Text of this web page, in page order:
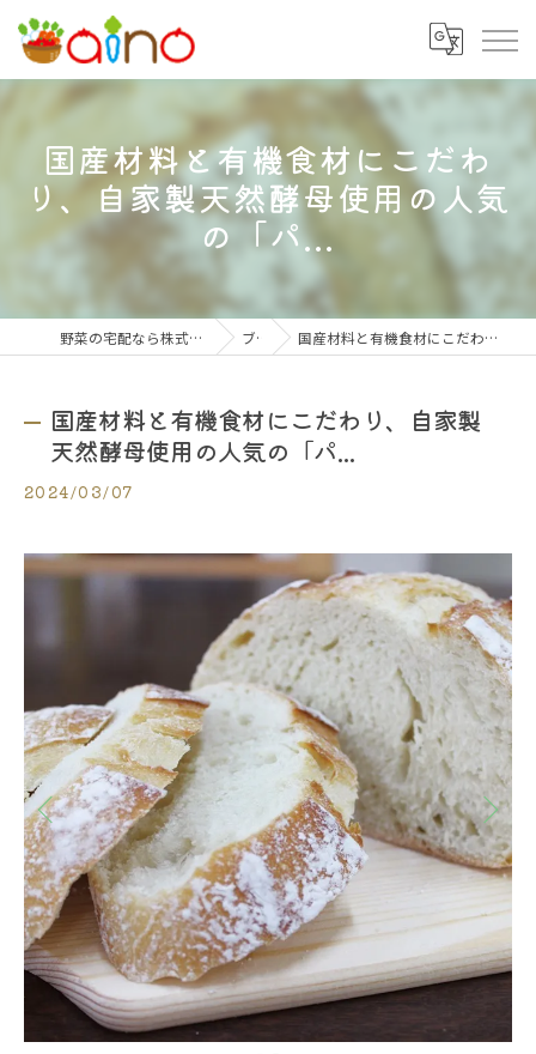
国産材料と有機食材にこだわ
り、自家製天然酵母使用の人気
の「パ...
野菜の宅配なら株式会社大阪愛農食品センター ブログ 国産材料と有機食材にこだわり、自家製天然酵母使用の人気の「パ...
国産材料と有機食材にこだわり、自家製
天然酵母使用の人気の「パ...
2024/03/07